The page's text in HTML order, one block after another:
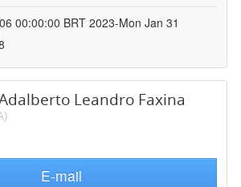
00:00:00 BRT 2023-Mon Jan 31
Leandro Faxina
E-mail